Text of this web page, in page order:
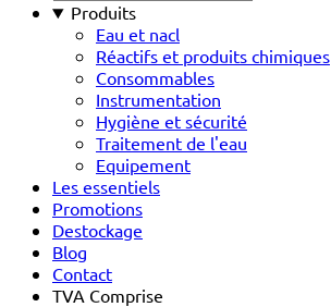
Produits
Eau et nacl
Réactifs et produits chimiques
Consommables
Instrumentation
Hygiène et sécurité
Traitement de l'eau
Equipement
Les essentiels
Promotions
Destockage
Blog
Contact
TVA Comprise